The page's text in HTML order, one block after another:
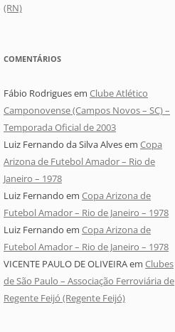
(RN)
COMENTÁRIOS
Fábio Rodriguesem Clube Atlético
Camponovense (Campos Novos – SC) –
Temporada Oficial de 2003
Luiz Fernando da Silva Alvesem Copa
Arizona de Futebol Amador – Rio de
Janeiro – 1978
Luiz Fernando em Copa Arizona de
Futebol Amador – Rio de Janeiro – 1978
Luiz Fernando em Copa Arizona de
Futebol Amador – Rio de Janeiro – 1978
VICENTE PAULO DE OLIVEIRAem Clubes
de São Paulo – Associação Ferroviária de
Regente Feijó (Regente Feijó)